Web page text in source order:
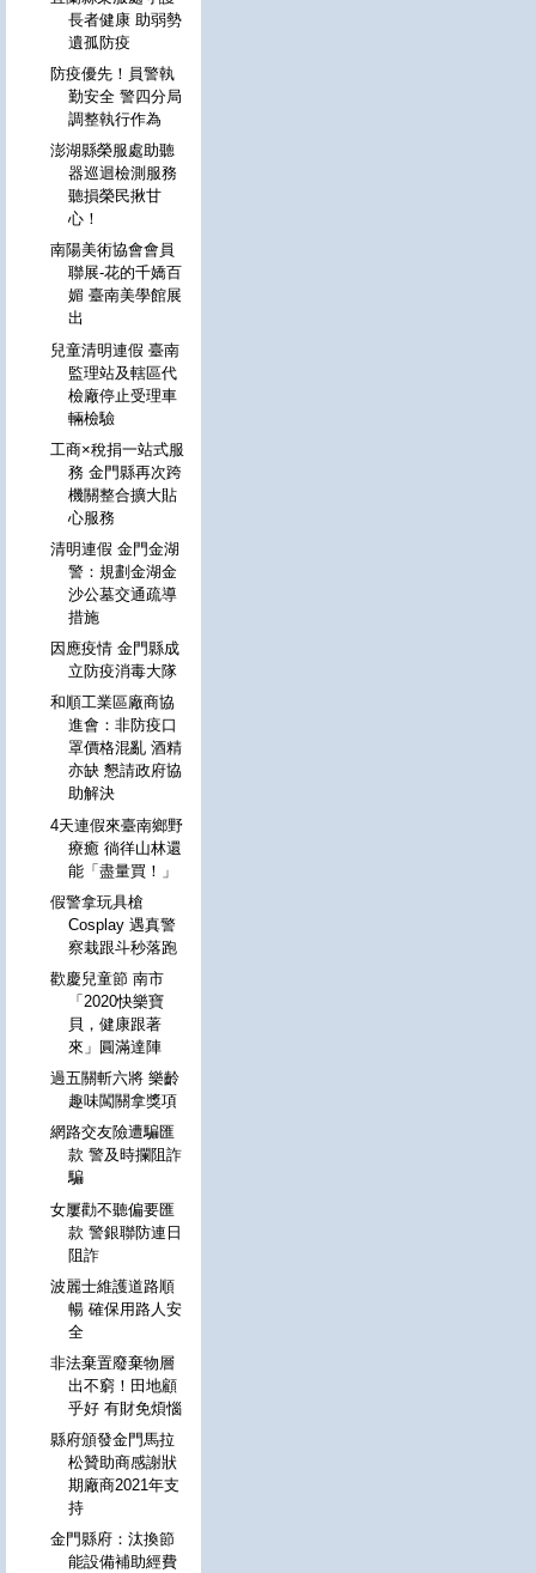
長者健康 助弱勢
遺孤防疫
防疫優先！員警執
勤安全 警四分局
調整執行作為
澎湖縣榮服處助聽
器巡迴檢測服務
聽損榮民揪甘
心！
南陽美術協會會員
聯展-花的千嬌百
媚 臺南美學館展
出
兒童清明連假 臺南
監理站及轄區代
檢廠停止受理車
輛檢驗
工商×稅捐一站式服
務 金門縣再次跨
機關整合擴大貼
心服務
清明連假 金門金湖
警：規劃金湖金
沙公墓交通疏導
措施
因應疫情 金門縣成
立防疫消毒大隊
和順工業區廠商協
進會：非防疫口
罩價格混亂 酒精
亦缺 懇請政府協
助解決
4天連假來臺南鄉野
療癒 徜徉山林還
能「盡量買！」
假警拿玩具槍
Cosplay 遇真警
察栽跟斗秒落跑
歡慶兒童節 南市
「2020快樂寶
貝，健康跟著
來」圓滿達陣
過五關斬六將 樂齡
趣味闖關拿獎項
網路交友險遭騙匯
款 警及時攔阻詐
騙
女屢勸不聽偏要匯
款 警銀聯防連日
阻詐
波麗士維護道路順
暢 確保用路人安
全
非法棄置廢棄物層
出不窮！田地顧
乎好 有財免煩惱
縣府頒發金門馬拉
松贊助商感謝狀
期廠商2021年支
持
金門縣府：汰換節
能設備補助經費